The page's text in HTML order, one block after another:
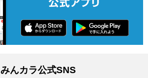
みんカラ公式SNS